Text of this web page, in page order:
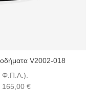
V2002-018
Φ.Π.Α.).
165,00 €